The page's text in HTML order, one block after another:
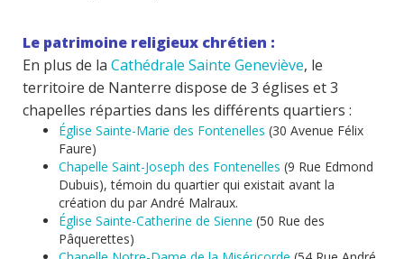
Le patrimoine religieux chrétien :
En plus de la Cathédrale Sainte Geneviève, le
territoire de Nanterre dispose de 3 églises et 3
chapelles réparties dans les différents quartiers :
Église Sainte-Marie des Fontenelles (30 Avenue Félix
Faure)
Chapelle Saint-Joseph des Fontenelles (9 Rue Edmond
Dubuis), témoin du quartier qui existait avant la
création du par André Malraux.
Église Sainte-Catherine de Sienne (50 Rue des
Pâquerettes)